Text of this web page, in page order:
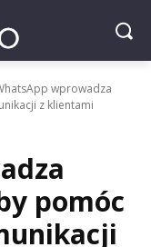
wprowadza
z klientami
pomóc